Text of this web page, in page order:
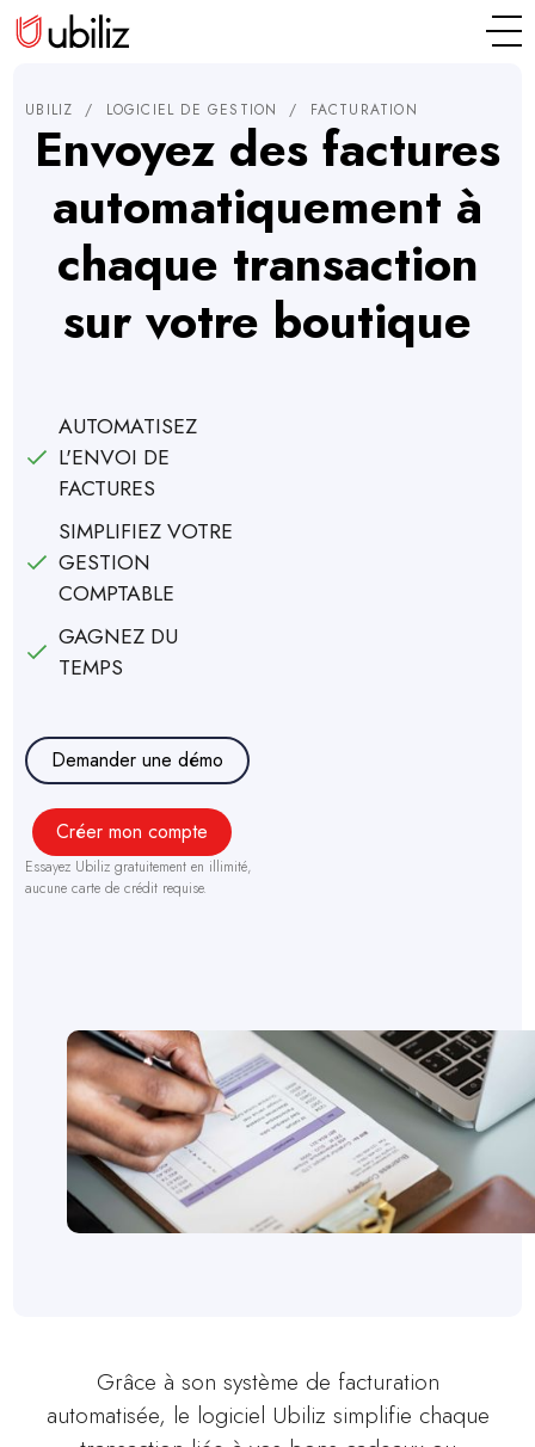
UBILIZ / LOGICIEL DE GESTION / FACTURATION
Envoyez des factures
automatiquement à
chaque transaction
sur votre boutique
AUTOMATISEZ
L'ENVOI DE
FACTURES
SIMPLIFIEZ VOTRE
GESTION
COMPTABLE
GAGNEZ DU
TEMPS
Créer mon compte
Demander une démo
Essayez Ubiliz gratuitement en illimité,
aucune carte de crédit requise.
Grâce à son système de facturation
automatisée, le logiciel Ubiliz simplifie chaque